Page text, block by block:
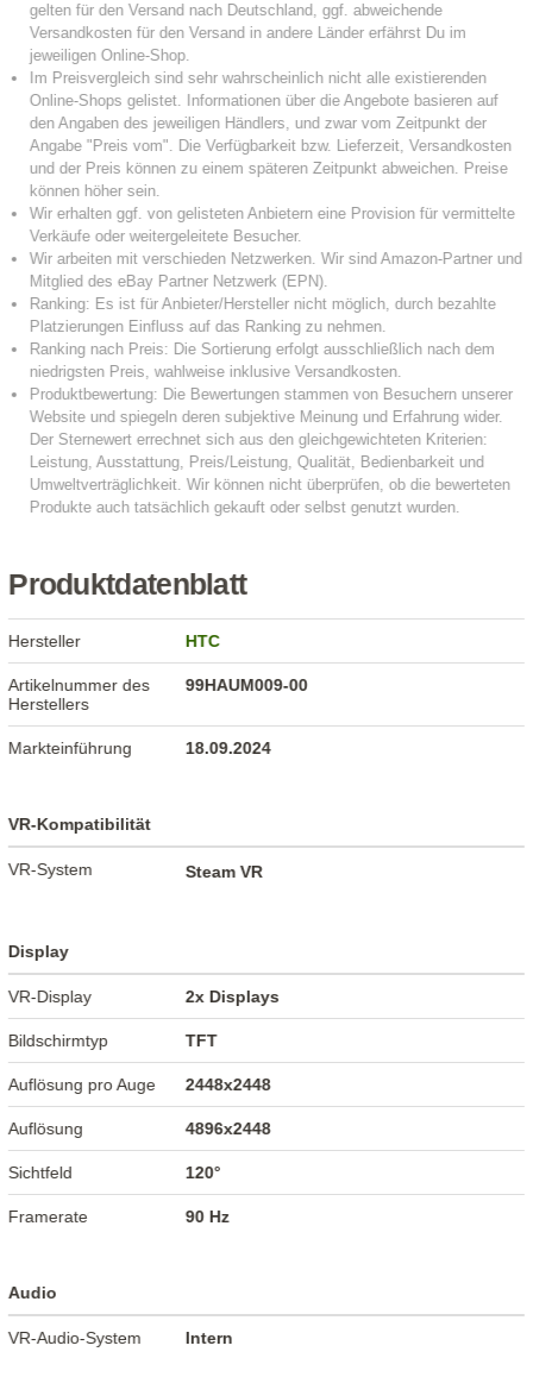
Produktdatenblatt
Hersteller HTC
Artikelnummer des
Herstellers
99HAUM009-00
Markteinführung 18.09.2024
VR-Kompatibilität
VR-System Steam VR
Display
VR-Display 2x Displays
Bildschirmtyp TFT
Auflösung pro Auge 2448x2448
Auflösung 4896x2448
Sichtfeld 120°
Framerate 90 Hz
Audio
VR-Audio-System Intern